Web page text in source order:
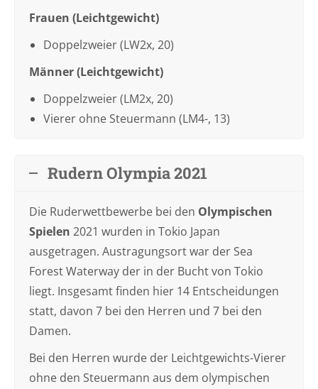
Frauen (Leichtgewicht)
Doppelzweier (LW2x, 20)
Männer (Leichtgewicht)
Doppelzweier (LM2x, 20)
Vierer ohne Steuermann (LM4-, 13)
Rudern Olympia 2021
Die Ruderwettbewerbe bei den Olympischen
Spielen 2021 wurden in Tokio Japan
ausgetragen. Austragungsort war der Sea
Forest Waterway der in der Bucht von Tokio
liegt. Insgesamt finden hier 14 Entscheidungen
statt, davon 7 bei den Herren und 7 bei den
Damen.
Bei den Herren wurde der Leichtgewichts-Vierer
ohne den Steuermann aus dem olympischen